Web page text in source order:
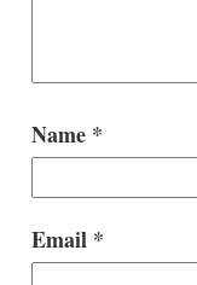
Name *
Email *